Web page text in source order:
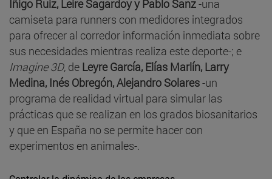
Iñigo Ruiz, Leire Sagardoy y Pablo Sanz-una
camiseta para runners con medidores integrados
para ofrecer al corredor información inmediata sobre
sus necesidades mientras realiza este deporte-; e
Imagine 3D, de Leyre García, Elías Marlín, Larry
Medina, Inés Obregón, Alejandro Solares-un
programa de realidad virtual para simular las
prácticas que se realizan en los grados biosanitarios
y que en España no se permite hacer con
experimentos en animales-.